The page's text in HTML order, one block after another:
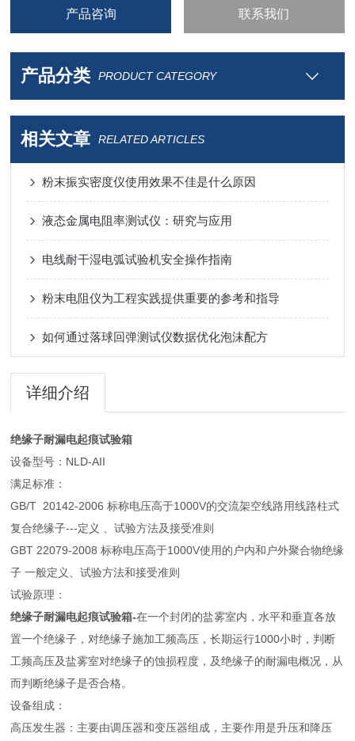
产品咨询 联系我们
产品分类 PRODUCT CATEGORY
相关文章 RELATED ARTICLES
粉末振实密度仪使用效果不佳是什么原因
液态金属电阻率测试仪：研究与应用
电线耐干湿电弧试验机安全操作指南
粉末电阻仪为工程实践提供重要的参考和指导
如何通过落球回弹测试仪数据优化泡沫配方
详细介绍
绝缘子耐漏电起痕试验箱
设备型号：NLD-AII
满足标准：
GB/T 20142-2006 标称电压高于1000V的交流架空线路用线路柱式
复合绝缘子---定义 、试验方法及接受准则
GBT 22079-2008 标称电压高于1000V使用的户内和户外聚合物绝缘
子 一般定义、试验方法和接受准则
试验原理：
绝缘子耐漏电起痕试验箱-在一个封闭的盐雾室内，水平和垂直各放
置一个绝缘子，对绝缘子施加工频高压，长期运行1000小时，判断
工频高压及盐雾室对绝缘子的蚀损程度，及绝缘子的耐漏电概况，从
而判断绝缘子是否合格。
设备组成：
高压发生器：主要由调压器和变压器组成，主要作用是升压和降压